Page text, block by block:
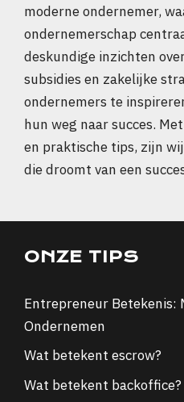
moderne ondernemer,
ondernemerschap
deskundige inzichten
subsidies en zakelijke
ondernemers te
hun weg naar succes.
en praktische tips, zijn
die droomt van een
ONZE TIPS
Entrepreneur Betekenis:
Ondernemen
Wat betekent escrow?
Wat betekent backoffice?